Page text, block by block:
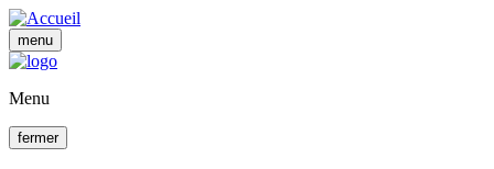
Aller
au
contenu
menu
Menu
fermer